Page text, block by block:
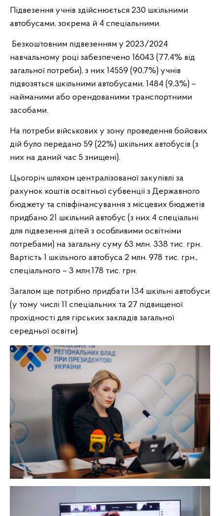
Підвезення учнів здійснюється 230 шкільними
автобусами, зокрема й 4 спеціальними.
Безкоштовним підвезенням у 2023/2024
навчальному році забезпечено 16043 (77,4% від
загальної потреби), з них 14559 (90,7%) учнів
підвозяться шкільними автобусами, 1484 (9,3%) –
найманими або орендованими транспортними
засобами.
На потреби військових у зону проведення бойових
дій було передано 59 (22%) шкільних автобусів (з
них на даний час 5 знищені).
Цьогоріч шляхом централізованої закупівлі за
рахунок коштів освітньої субвенції з Державного
бюджету та співфінансування з місцевих бюджетів
придбано 21 шкільний автобус (з них 4 спеціальні
для підвезення дітей з особливими освітніми
потребами) на загальну суму 63 млн. 338 тис. грн.
Вартість 1 шкільного автобуса 2 млн. 978 тис. грн.,
спеціального – 3 млн.178 тис. грн.
Загалом ще потрібно придбати 134 шкільні автобуси
(у тому числі 11 спеціальних та 27 підвищеної
прохідності для гірських закладів загальної
середньої освіти).